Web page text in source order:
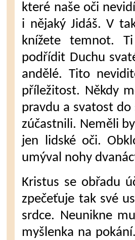
které naše oči
i nějaký Jidáš. V
kníže­te temnot.
podřídit Duchu
andělé. Tito
příležitost. Někdy
prav­du a svatost
zúčastnili. Neměli
jen lidské oči.
umýval nohy
Kristus se obřadu
zpečeťuje tak své
srdce. Neunikne
myšlen­ka na